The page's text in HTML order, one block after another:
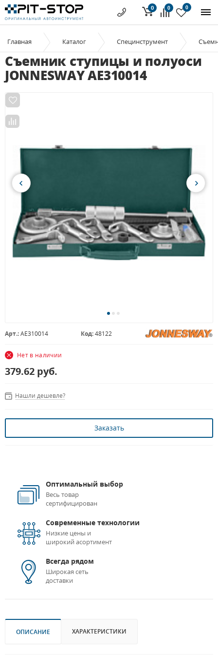
0 0
0
Главная Каталог Специнструмент
Съемник ступицы и полуоси
JONNESWAY AE310014
Арт.:AE310014 Код:48122
Нет в наличии
379.62 руб.
Нашли дешевле?
Заказать
Оптимальный выбор
Весь товар
сертифицирован
Современные технологии
Низкие цены и
широкий асортимент
Всегда рядом
Широкая сеть
доставки
ОПИСАНИЕ ХАРАКТЕРИСТИКИ